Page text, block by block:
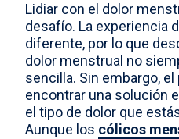
Lidiar con el dolor
desafío. La experiencia
diferente, por lo que
dolor menstrual no
sencilla. Sin embargo,
encontrar una solución
el tipo de dolor que
Aunque los cólicos